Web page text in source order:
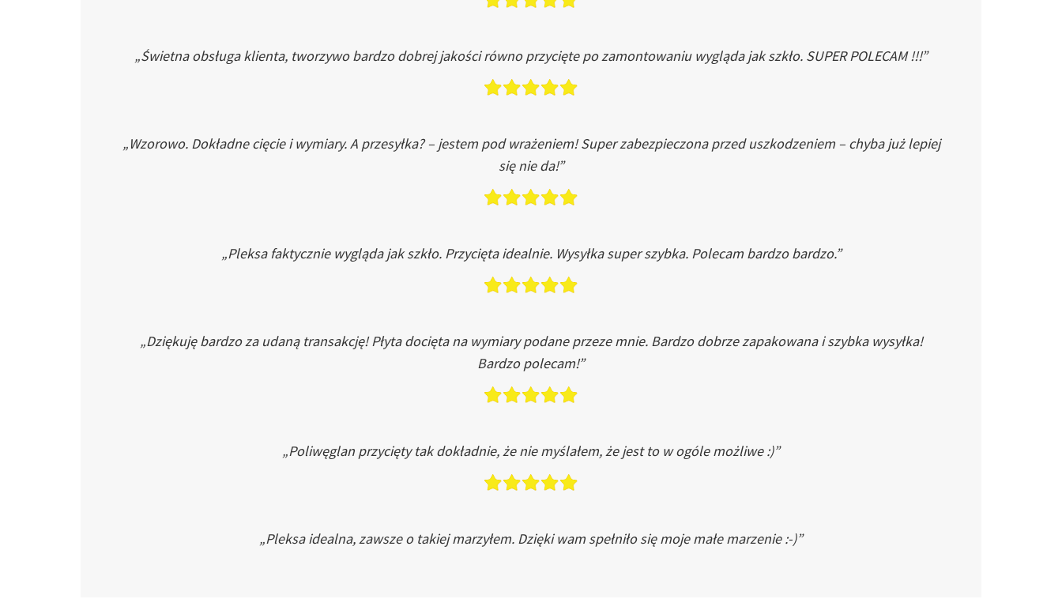
„Świetna obsługa klienta, tworzywo bardzo dobrej jakości równo przycięte po zamontowaniu wygląda jak szkło. SUPER POLECAM !!!”
„Wzorowo. Dokładne cięcie i wymiary. A przesyłka? – jestem pod wrażeniem! Super zabezpieczona przed uszkodzeniem – chyba już lepiej
się nie da!”
„Pleksa faktycznie wygląda jak szkło. Przycięta idealnie. Wysyłka super szybka. Polecam bardzo bardzo.”
„Dziękuję bardzo za udaną transakcję! Płyta docięta na wymiary podane przeze mnie. Bardzo dobrze zapakowana i szybka wysyłka!
Bardzo polecam!”
„Poliwęglan przycięty tak dokładnie, że nie myślałem, że jest to w ogóle możliwe :)”
„Pleksa idealna, zawsze o takiej marzyłem. Dzięki wam spełniło się moje małe marzenie :-)”